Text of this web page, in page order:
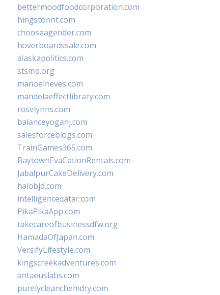
bettermoodfoodcorporation.com
hingstonnt.com
chooseagender.com
hoverboardssale.com
alaskapolitics.com
stsmp.org
manoelneves.com
mandelaeffectlibrary.com
roselynns.com
balanceyoganj.com
salesforceblogs.com
TrainGames365.com
BaytownEvaCationRentals.com
JabalpurCakeDelivery.com
halobjd.com
intelligenceqatar.com
PikaPikaApp.com
takecareofbusinessdfw.org
HamadaOfJapan.com
VersifyLifestyle.com
kingscreekadventures.com
antaeuslabs.com
purelycleanchemdry.com